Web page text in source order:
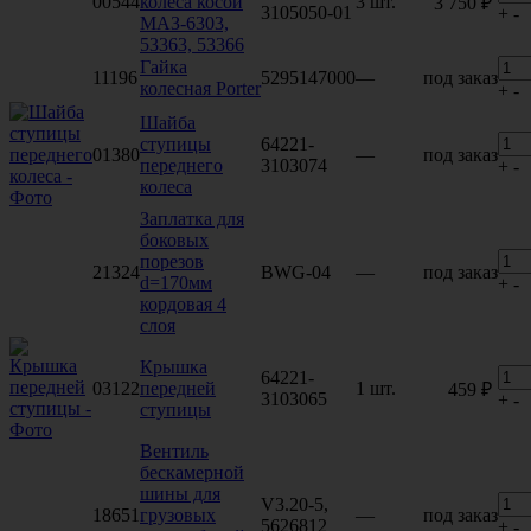
МАЗ-6303,
53363, 53366
3105050-01
+ -
11196
Гайка
колесная Porter
5295147000— под заказ
+ -
01380
Шайба
ступицы
переднего
колеса
64221-
3103074
— под заказ
+ -
21324
Заплатка для
боковых
порезов
d=170мм
кордовая 4
слоя
BWG-04 — под заказ
+ -
03122
Крышка
передней
ступицы
64221-
3103065
1 шт. 459 ₽
+ -
18651
Вентиль
бескамерной
шины для
грузовых
V3.20-5,
5626812
— под заказ
+ -